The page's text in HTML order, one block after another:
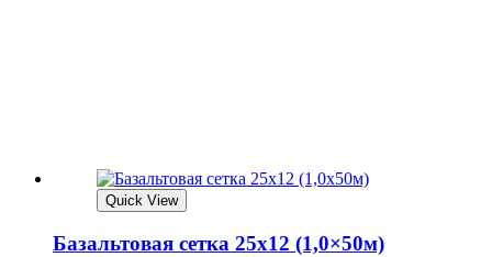
Quick View
Базальтовая сетка 25х12 (1,0×50м)